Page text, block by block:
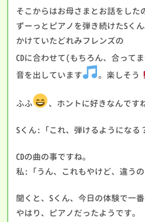
そこからはお母さまとお話をした
ずーっとピアノを弾き続けたSくん
かけていたどれみフレンズの
CDに合わせて(もちろん、合って
音を出しています
。楽しそう
ふふ 、ホントに好きなんです
Sくん:「これ、弾けるようになる
CDの曲の事ですね。
私:「うん、これもやけど、違うの
聞くと、Sくん、今日の体験で一
やはり、ピアノだったようです。